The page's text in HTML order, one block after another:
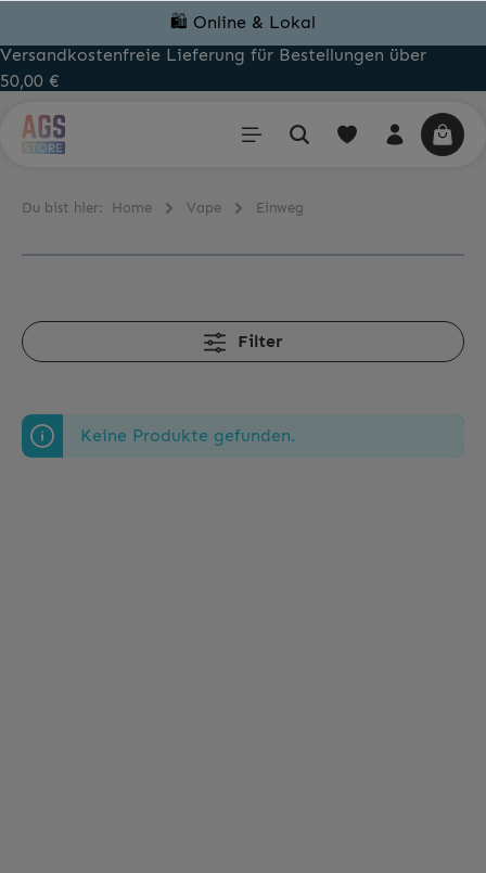
🛍️ Online & Lokal
Versandkostenfreie Lieferung für Bestellungen über
50,00 €
Du bist hier: Home Vape Einweg
Filter
Keine Produkte gefunden.